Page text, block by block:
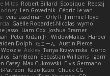
Mitas Robert Billard Scopique Repsaj
Len Govednik Cédric Le van
vera usselman Orly R Jimmie Floyd
Gaëlle Robardet-Nicolas wymo
Jasso Liam Cox Joshua Bramer
Peter Križan Jr. WidowMakes Harper
Dolph たこーん Austin Pierce
Woozle Ackley Tanya Krzywinska Gorto
SamBean Sebastian Williams igorrr
Casey Max Cukrowski Elvis Germano
Patreon Kazo Kazo
Chuck CG